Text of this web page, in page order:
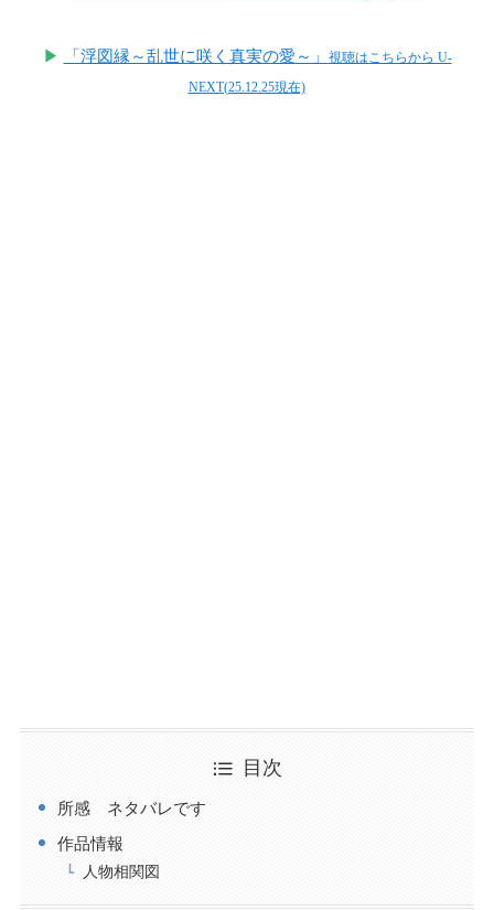
▶ 「浮図縁～乱世に咲く真実の愛～」
視聴はこちらから U-
NEXT(25.12.25現在)
目次
所感 ネタバレです
作品情報
人物相関図